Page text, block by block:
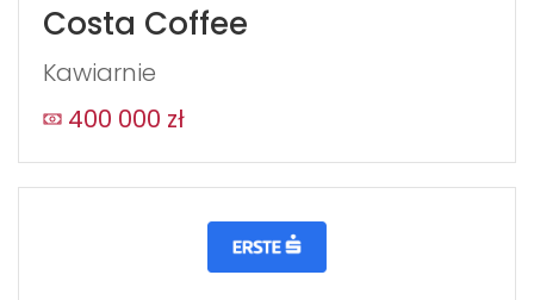
WYŚLIJ
Costa Coffee
Kawiarnie
400 000 zł